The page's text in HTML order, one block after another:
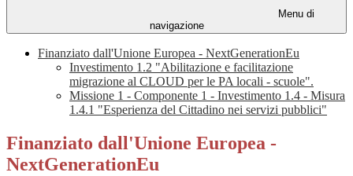
Menu di
navigazione
Finanziato dall'Unione Europea - NextGenerationEu
Investimento 1.2 "Abilitazione e facilitazione
migrazione al CLOUD per le PA locali - scuole".
Missione 1 - Componente 1 - Investimento 1.4 - Misura
1.4.1 "Esperienza del Cittadino nei servizi pubblici"
Finanziato dall'Unione Europea -
NextGenerationEu